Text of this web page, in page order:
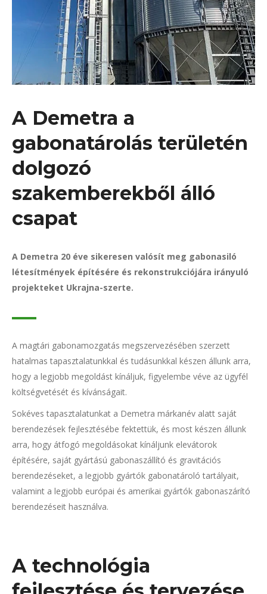
A Demetra a
gabonatárolás területén
dolgozó
szakemberekből álló
csapat
A Demetra 20 éve sikeresen valósít meg gabonasiló
létesítmények építésére és rekonstrukciójára irányuló
projekteket Ukrajna-szerte.
A magtári gabonamozgatás megszervezésében szerzett
hatalmas tapasztalatunkkal és tudásunkkal készen állunk arra,
hogy a legjobb megoldást kínáljuk, figyelembe véve az ügyfél
költségvetését és kívánságait.
Sokéves tapasztalatunkat a Demetra márkanév alatt saját
berendezések fejlesztésébe fektettük, és most készen állunk
arra, hogy átfogó megoldásokat kínáljunk elevátorok
építésére, saját gyártású gabonaszállító és gravitációs
berendezéseket, a legjobb gyártók gabonatároló tartályait,
valamint a legjobb európai és amerikai gyártók gabonaszárító
berendezéseit használva.
A technológia